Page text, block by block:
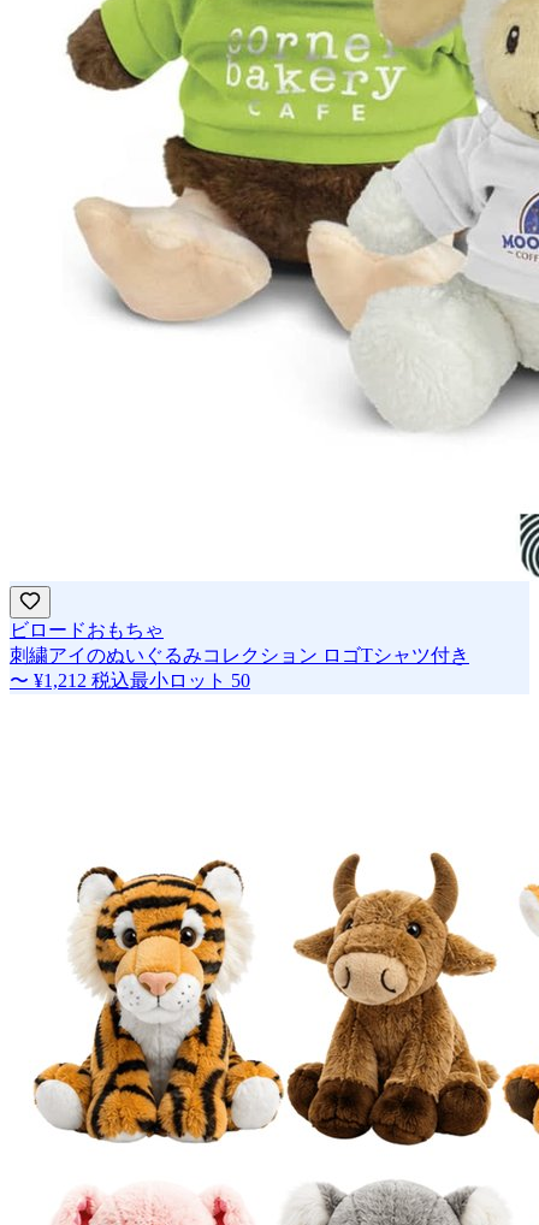
ビロードおもちゃ
刺繍アイのぬいぐるみコレクション ロゴTシャツ付き
〜 ¥1,212 税込最小ロット 50